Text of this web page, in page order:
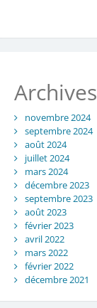
Archives
novembre 2024
septembre 2024
août 2024
juillet 2024
mars 2024
décembre 2023
septembre 2023
août 2023
février 2023
avril 2022
mars 2022
février 2022
décembre 2021